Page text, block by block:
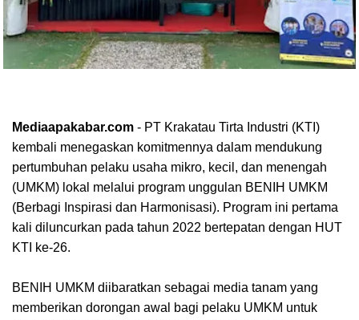
Mediaapakabar.com - PT Krakatau Tirta Industri (KTI)
kembali menegaskan komitmennya dalam mendukung
pertumbuhan pelaku usaha mikro, kecil, dan menengah
(UMKM) lokal melalui program unggulan BENIH UMKM
(Berbagi Inspirasi dan Harmonisasi). Program ini pertama
kali diluncurkan pada tahun 2022 bertepatan dengan HUT
KTI ke-26.
BENIH UMKM diibaratkan sebagai media tanam yang
memberikan dorongan awal bagi pelaku UMKM untuk